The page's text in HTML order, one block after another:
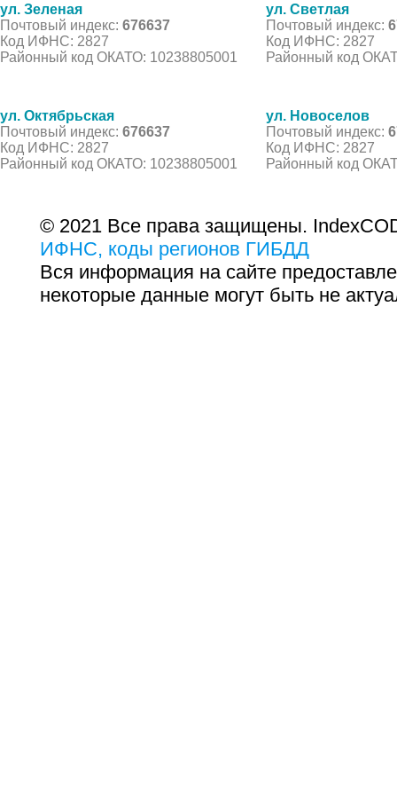
ул. Зеленая
Почтовый индекс: 676637
Код ИФНС: 2827
Районный код ОКАТО: 10238805001
ул. Светлая
Почтовый индекс:
Код ИФНС: 2827
Районный код
ул. Октябрьская
Почтовый индекс: 676637
Код ИФНС: 2827
Районный код ОКАТО: 10238805001
ул. Новоселов
Почтовый индекс:
Код ИФНС: 2827
Районный код
© 2021 Все права защищены.
ИФНС, коды регионов ГИБДД
Вся информация на сайте
некоторые данные могут быть не